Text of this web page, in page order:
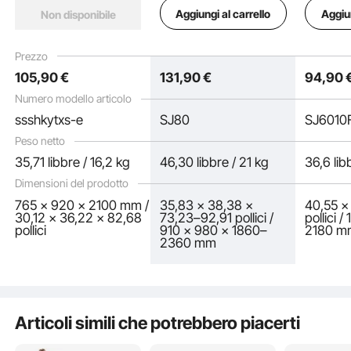
Prezzo
Numero modello articolo
Peso netto
Dimensioni del prodotto
Allenamento di Forza
Dip Bar per Fitness in
Casa, 330LBS
Non disponibile
Indipendente con
Struttura a H e
Imbottitura Posteriore,
per Braccia Schiena e
Aggiungi al carrello
di
105,90€ 131,90€ 94,90
ssshkytxs-e SJ80
35,71 libbre / 16,2 kg 46,30 libbre / 21 kg 36,6
765 x 920 x 2100 mm /
30,12 x 36,22 x 82,68
pollici
35,83 x 38,38 x
73,23–92,91 pollici /
910 x 980 x 1860–
2360 mm
40,55
pollici /
2180
Articoli simili che potrebbero piacerti